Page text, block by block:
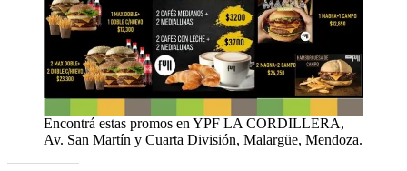
Encontrá estas promos en YPF LA CORDILLERA,
Av. San Martín y Cuarta División, Malargüe, Mendoza.